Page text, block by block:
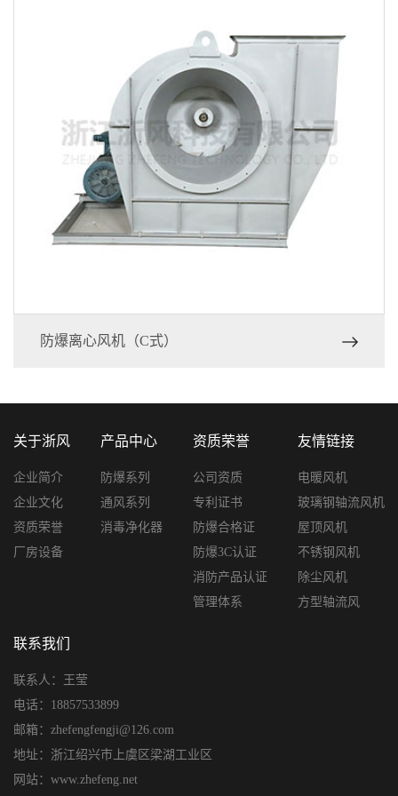
BWZT系列防爆屋顶自然通风器
关于浙风
企业简介
企业文化
资质荣誉
厂房设备
产品中心
防爆系列
通风系列
消毒净化器
资质荣誉
公司资质
专利证书
防爆合格证
防爆3C认证
消防产品认证
管理体系
友情链接
电暖风机
玻璃钢轴流风机
屋顶风机
不锈钢风机
除尘风机
方型轴流风
联系我们
联系人：王莹
电话：18857533899
邮箱：zhefengfengji@126.com
地址：浙江绍兴市上虞区梁湖工业区
网站：www.zhefeng.net